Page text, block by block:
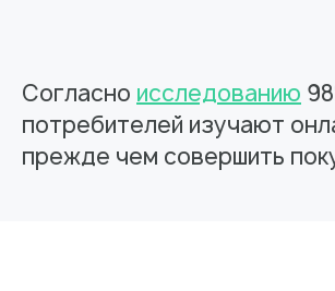
Согласно исследованию
потребителей изучают
прежде чем совершить